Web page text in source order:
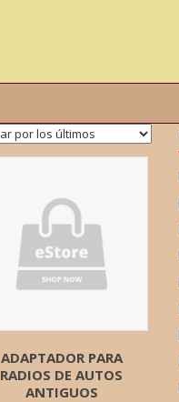
ADAPTADOR PARA
RADIOS DE AUTOS
ANTIGUOS